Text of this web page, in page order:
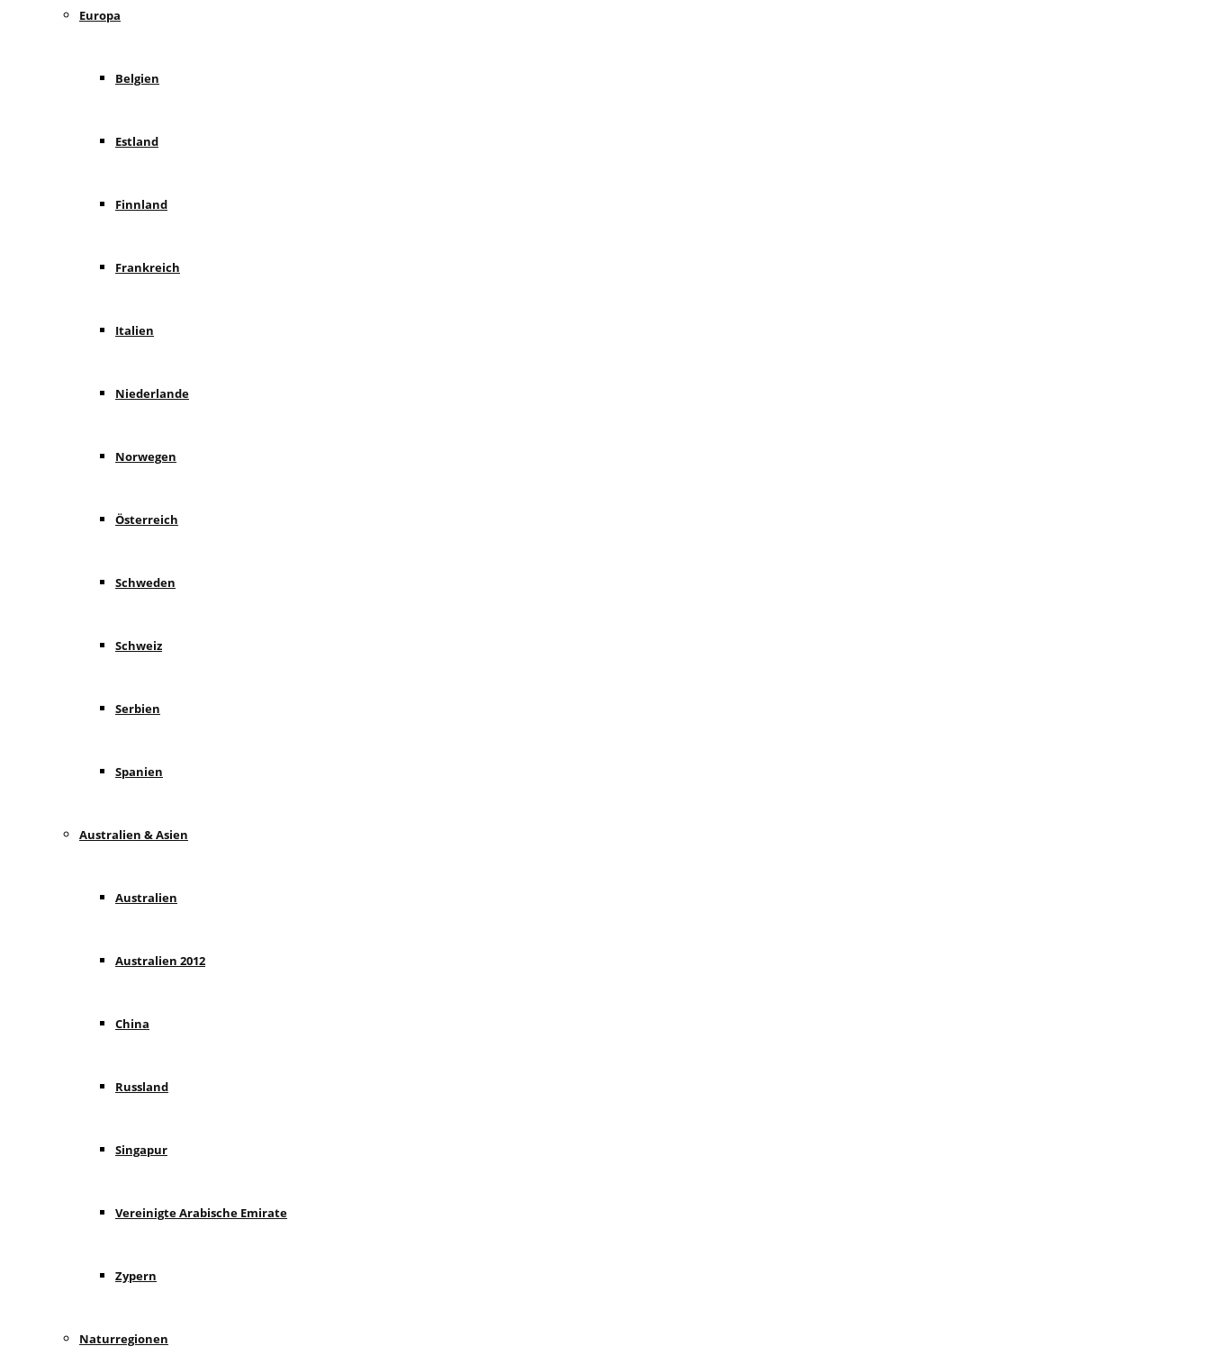
Europa
Belgien
Estland
Finnland
Frankreich
Italien
Niederlande
Norwegen
Österreich
Schweden
Schweiz
Serbien
Spanien
Australien & Asien
Australien
Australien 2012
China
Russland
Singapur
Vereinigte Arabische Emirate
Zypern
Naturregionen